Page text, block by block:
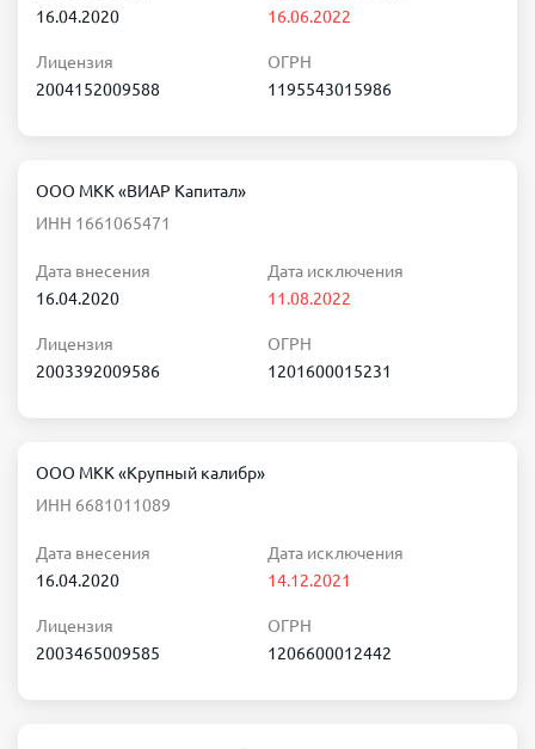
16.04.2020
16.06.2022
Лицензия
2004152009588
ОГРН
1195543015986
ООО МКК «ВИАР Капитал»
ИНН 1661065471
Дата внесения
16.04.2020
Дата исключения
11.08.2022
Лицензия
2003392009586
ОГРН
1201600015231
ООО МКК «Крупный калибр»
ИНН 6681011089
Дата внесения
16.04.2020
Дата исключения
14.12.2021
Лицензия
2003465009585
ОГРН
1206600012442